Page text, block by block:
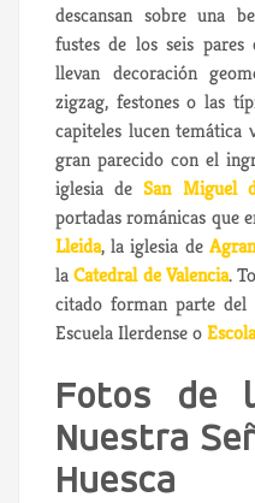
descansan sobre una
fustes de los seis pares
llevan decoración
zigzag, festones o las
capiteles lucen temática
gran parecido con el
iglesia deSan Miguel
portadas románicas que
Lleida, la iglesia de
laCatedral de Valencia.
citado forman parte del
Escuela Ilerdense o
Fotos de
Nuestra
Huesca